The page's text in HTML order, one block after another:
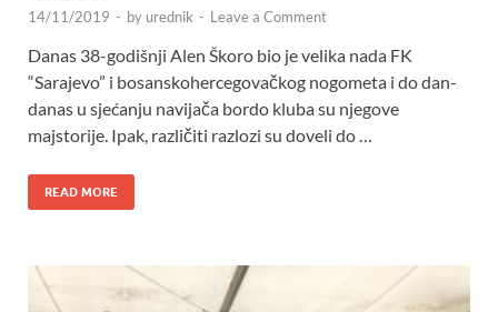
14/11/2019 - byurednik - Leave a Comment
Danas 38-godišnji Alen Škoro bio je velika nada FK
“Sarajevo” i bosanskohercegovačkog nogometa i do dan-
danas u sjećanju navijača bordo kluba su njegove
majstorije. Ipak, različiti razlozi su doveli do …
READ MORE